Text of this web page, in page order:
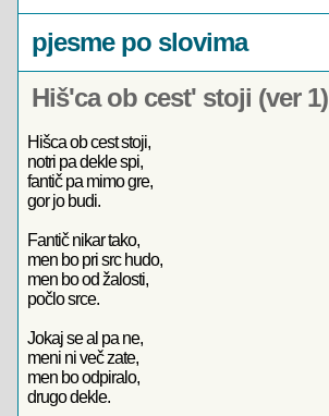
pjesme po slovima
Hiš'ca ob cest' stoji (ver 1)
Hišca ob cest stoji,
notri pa dekle spi,
fantič pa mimo gre,
gor jo budi.
Fantič nikar tako,
men bo pri src hudo,
men bo od žalosti,
počlo srce.
Jokaj se al pa ne,
meni ni več zate,
men bo odpiralo,
drugo dekle.